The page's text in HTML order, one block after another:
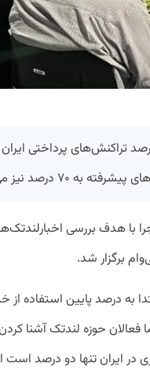
ازکی‌وام می‌گوید تنها ۲درصد تراکنش‌های
۷۰ درصد نیز می‌رسد.
با هدف بررسی
برگزار شد.
به درصد پایین استفاده از
فعالان حوزه لندتک آشنا
در ایران تنها دو درصد